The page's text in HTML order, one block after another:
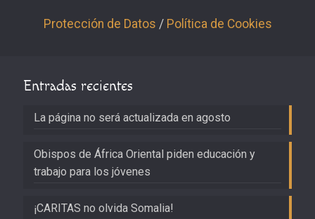
Protección de Datos / Política de Cookies
Entradas recientes
La página no será actualizada en agosto
Obispos de África Oriental piden educación y
trabajo para los jóvenes
¡CARITAS no olvida Somalia!